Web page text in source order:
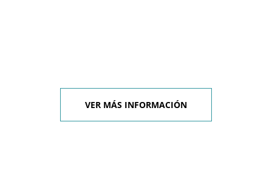
VER MÁS INFORMACIÓN